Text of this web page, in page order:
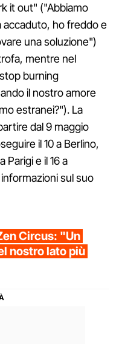
it out" ("Abbiamo
accaduto, ho freddo e
una soluzione")
mentre nel
burning
il nostro amore
estranei?"). La
dal 9 maggio
il 10 a Berlino,
Parigi e il 16 a
sul suo
Circus: "Un
nostro lato più